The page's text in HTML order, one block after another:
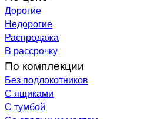
Дорогие
Недорогие
Распродажа
В рассрочку
По комплекции
Без подлокотников
С ящиками
С тумбой